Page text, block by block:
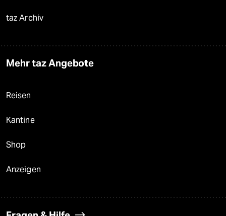
taz Archiv
Mehr taz Angebote
Reisen
Kantine
Shop
Anzeigen